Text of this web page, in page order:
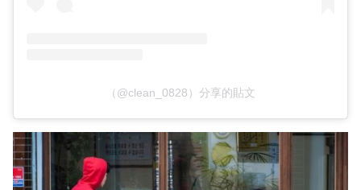
（@clean_0828）分享的貼文